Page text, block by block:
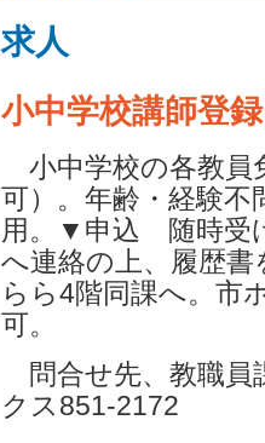
求人
小中学校講師登録
小中学校の各教員
可）。年齢・経験不
用。▼申込 随時受
へ連絡の上、履歴
らら4階同課へ。市
可。
問合せ先、教職
クス851-2172